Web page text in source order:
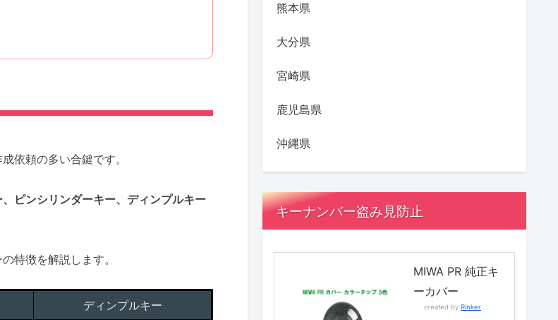
依頼の多い合鍵です。
ピンシリンダーキー、ディンプルキー
特徴を解説します。
ディンプルキー
熊本県
大分県
宮崎県
鹿児島県
沖縄県
キーナンバー盗み見防止
MIWA PR 純正キ
ーカバー
created by Rinker